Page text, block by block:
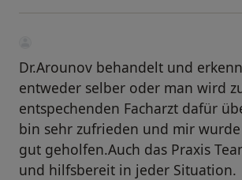
Dr.Arounov behandelt und
entweder selber oder man wird
entspechenden Facharzt dafür
bin sehr zufrieden und mir
gut geholfen.Auch das Praxis
und hilfsbereit in jeder Situation.